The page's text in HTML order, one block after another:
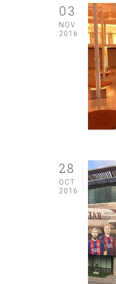
03
NOV
2016
28
OCT
2016